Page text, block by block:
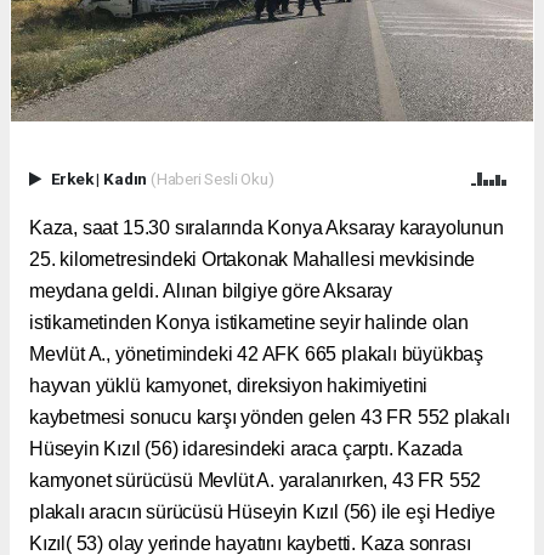
Erkek| Kadın (Haberi Sesli Oku)
Kaza, saat 15.30 sıralarında Konya Aksaray karayolunun
25. kilometresindeki Ortakonak Mahallesi mevkisinde
meydana geldi. Alınan bilgiye göre Aksaray
istikametinden Konya istikametine seyir halinde olan
Mevlüt A., yönetimindeki 42 AFK 665 plakalı büyükbaş
hayvan yüklü kamyonet, direksiyon hakimiyetini
kaybetmesi sonucu karşı yönden gelen 43 FR 552 plakalı
Hüseyin Kızıl (56) idaresindeki araca çarptı. Kazada
kamyonet sürücüsü Mevlüt A. yaralanırken, 43 FR 552
plakalı aracın sürücüsü Hüseyin Kızıl (56) ile eşi Hediye
Kızıl( 53) olay yerinde hayatını kaybetti. Kaza sonrası